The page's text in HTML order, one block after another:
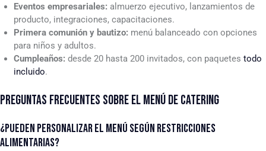
Eventos empresariales: almuerzo ejecutivo, lanzamientos de
producto, integraciones, capacitaciones.
Primera comunión y bautizo: menú balanceado con opciones
para niños y adultos.
Cumpleaños: desde 20 hasta 200 invitados, con paquetes todo
incluido.
PREGUNTAS FRECUENTES SOBRE EL MENÚ DE CATERING
¿PUEDEN PERSONALIZAR EL MENÚ SEGÚN RESTRICCIONES
ALIMENTARIAS?